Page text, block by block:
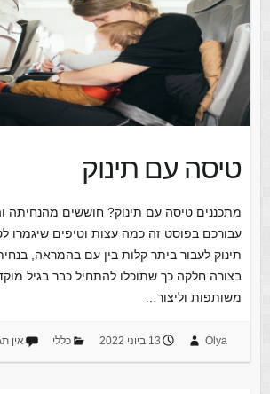
טיסה עם תינוק
מתכננים טיסה עם תינוק? חוששים מהנחיתה
עבורכם בפוסט זה כמה עצות וטיפים שיגמרו
תינוק לעבור ביתר קלות בין עם בהמראה,
בצורה חלקה כך שתוכלו להתחיל כבר בגיל
משותפות וליצור…
Olya 13 ביוני 2022 כללי אין